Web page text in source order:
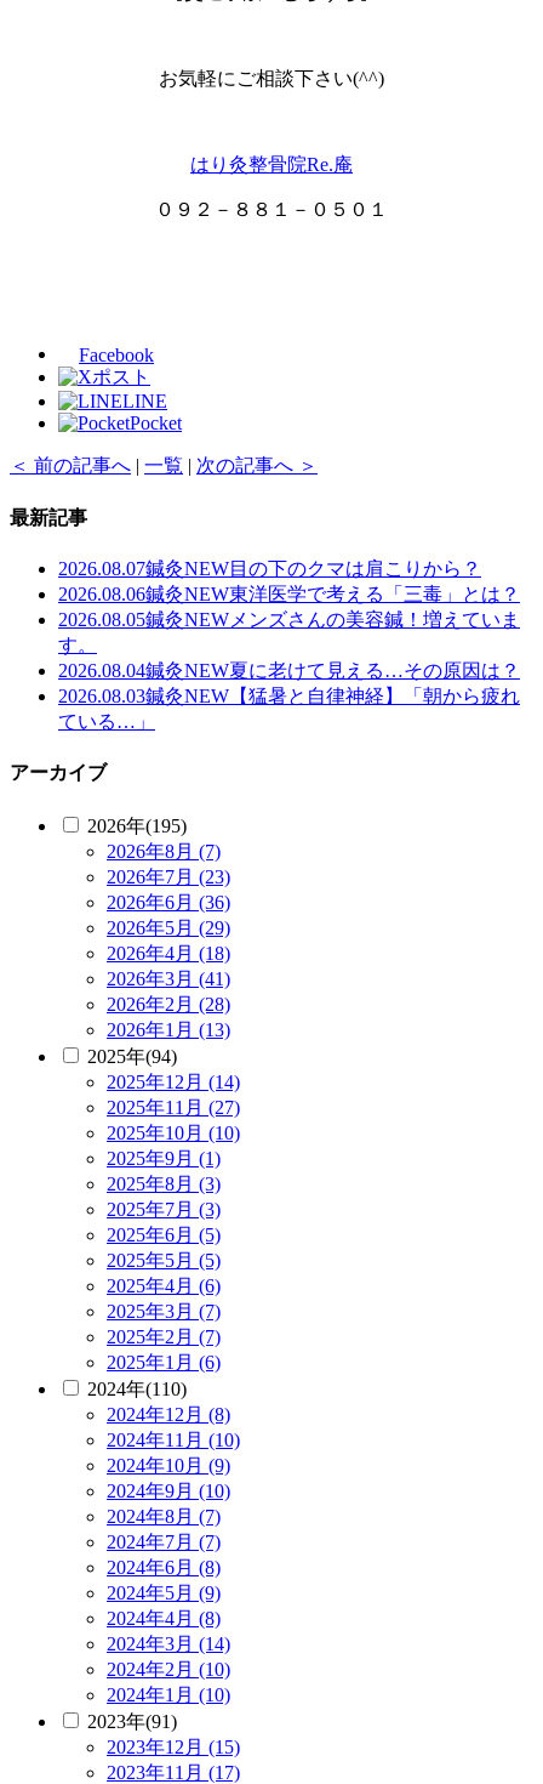
お気軽にご相談下さい(^^)
はり灸整骨院Re.庵
０９２－８８１－０５０１
Facebook
ポスト
LINE
Pocket
＜ 前の記事へ 一覧 次の記事へ ＞
最新記事
2026.08.07鍼灸NEW目の下のクマは肩こりから？
2026.08.06鍼灸NEW東洋医学で考える「三毒」とは？
2026.08.05鍼灸NEW メンズさんの美容鍼！増えていま
す。
2026.08.04鍼灸NEW夏に老けて見える…その原因は？
2026.08.03鍼灸NEW 【猛暑と自律神経】「朝から疲れ
ている…」
アーカイブ
2026年(195)
2026年8月 (7)
2026年7月 (23)
2026年6月 (36)
2026年5月 (29)
2026年4月 (18)
2026年3月 (41)
2026年2月 (28)
2026年1月 (13)
2025年(94)
2025年12月 (14)
2025年11月 (27)
2025年10月 (10)
2025年9月 (1)
2025年8月 (3)
2025年7月 (3)
2025年6月 (5)
2025年5月 (5)
2025年4月 (6)
2025年3月 (7)
2025年2月 (7)
2025年1月 (6)
2024年(110)
2024年12月 (8)
2024年11月 (10)
2024年10月 (9)
2024年9月 (10)
2024年8月 (7)
2024年7月 (7)
2024年6月 (8)
2024年5月 (9)
2024年4月 (8)
2024年3月 (14)
2024年2月 (10)
2024年1月 (10)
2023年(91)
2023年12月 (15)
2023年11月 (17)